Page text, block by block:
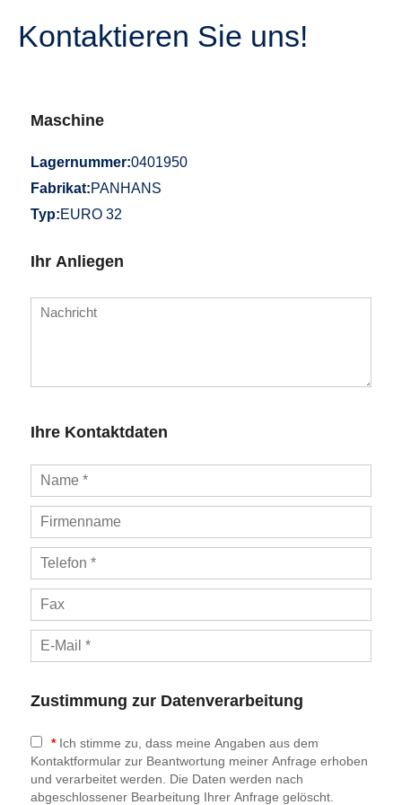
Kontaktieren Sie uns!
Maschine
Lagernummer:0401950
Fabrikat:PANHANS
Typ:EURO 32
Ihr Anliegen
Ihre Kontaktdaten
Zustimmung zur Datenverarbeitung
*Ich stimme zu, dass meine Angaben aus dem
Kontaktformular zur Beantwortung meiner Anfrage erhoben
und verarbeitet werden. Die Daten werden nach
abgeschlossener Bearbeitung Ihrer Anfrage gelöscht.